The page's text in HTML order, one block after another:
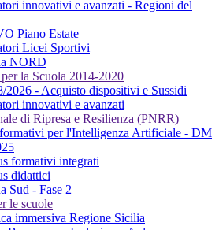
innovativi e avanzati - Regioni del
Piano Estate
Licei Sportivi
NORD
la Scuola 2014-2020
2026 - Acquisto dispositivi e Sussidi
innovativi e avanzati
di Ripresa e Resilienza (PNRR)
per l'Intelligenza Artificiale - DM
formativi integrati
didattici
Sud - Fase 2
le scuole
immersiva Regione Sicilia